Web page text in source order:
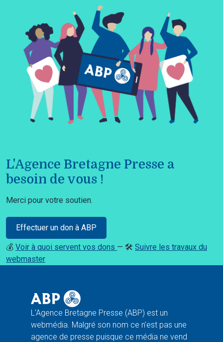
L'Agence Bretagne Presse a
besoin de vous !
Merci pour votre soutien.
Effectuer un don à ABP
💰 Voir à quoi servent vos dons — 🛠️ Suivre les travaux du
webmaster
L'Agence Bretagne Presse (ABP) est un
webmédia. Malgré son nom ce n'est pas une
agence de presse puisque ce média ne vend